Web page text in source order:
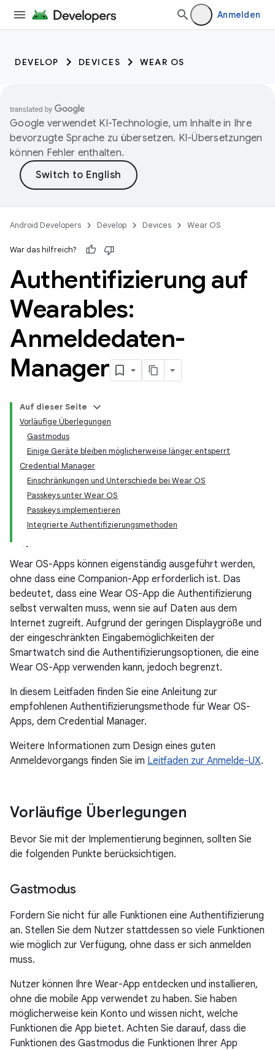
Anmelden
DEVELOP DEVICES WEAR OS
Google verwendet KI-Technologie, um Inhalte in Ihre
bevorzugte Sprache zu übersetzen. KI-Übersetzungen
können Fehler enthalten.
Android Developers Develop Devices Wear OS
War das hilfreich?
Authentifizierung auf
Wearables:
Anmeldedaten-
Manager
Auf dieser Seite
Vorläufige Überlegungen
Gastmodus
Einige Geräte bleiben möglicherweise länger entsperrt
Credential Manager
Einschränkungen und Unterschiede bei Wear OS
Passkeys unter Wear OS
Passkeys implementieren
Integrierte Authentifizierungsmethoden
Wear OS-Apps können eigenständig ausgeführt werden,
ohne dass eine Companion-App erforderlich ist. Das
bedeutet, dass eine Wear OS-App die Authentifizierung
selbst verwalten muss, wenn sie auf Daten aus dem
Internet zugreift. Aufgrund der geringen Displaygröße und
der eingeschränkten Eingabemöglichkeiten der
Smartwatch sind die Authentifizierungsoptionen, die eine
Wear OS-App verwenden kann, jedoch begrenzt.
In diesem Leitfaden finden Sie eine Anleitung zur
empfohlenen Authentifizierungsmethode für Wear OS-
Apps, dem Credential Manager.
Weitere Informationen zum Design eines guten
Anmeldevorgangs finden Sie im Leitfaden zur Anmelde-UX.
Vorläufige Überlegungen
Bevor Sie mit der Implementierung beginnen, sollten Sie
die folgenden Punkte berücksichtigen.
Gastmodus
Fordern Sie nicht für alle Funktionen eine Authentifizierung
an. Stellen Sie dem Nutzer stattdessen so viele Funktionen
wie möglich zur Verfügung, ohne dass er sich anmelden
muss.
Nutzer können Ihre Wear-App entdecken und installieren,
ohne die mobile App verwendet zu haben. Sie haben
möglicherweise kein Konto und wissen nicht, welche
Funktionen die App bietet. Achten Sie darauf, dass die
Funktionen des Gastmodus die Funktionen Ihrer App